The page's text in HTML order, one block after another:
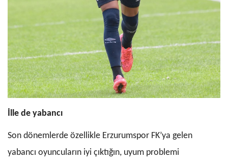
İlle de yabancı
Son dönemlerde özellikle Erzurumspor FK’ya gelen
yabancı oyuncuların iyi çıktığın, uyum problemi